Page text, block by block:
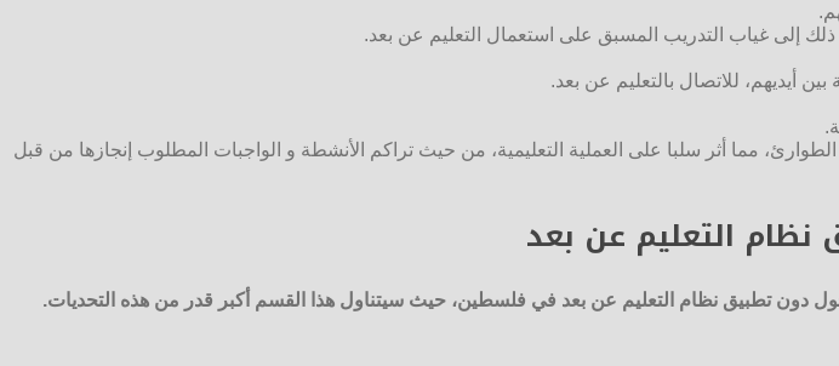
إلى غياب التدريب المسبق على استعمال التعليم عن بعد.
أيديهم، للاتصال بالتعليم عن بعد.
مما أثر سلبا على العملية التعليمية، من حيث تراكم الأنشطة و الواجبات المطلوب إنجازها من قبل
نظام التعليم عن بعد
دون تطبيق نظام التعليم عن بعد في فلسطين، حيث سيتناول هذا القسم أكبر قدر من هذه التحديات.